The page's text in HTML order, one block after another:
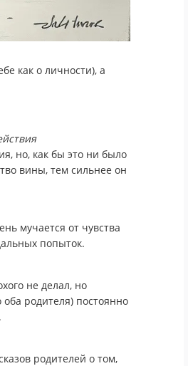
как о личности), а
но, как бы это ни было
вины, тем сильнее он
мучается от чувства
попыток.
не делал, но
родителя) постоянно
родителей о том,